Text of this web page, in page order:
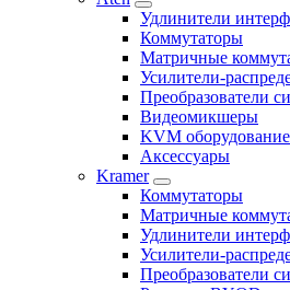
Удлинители
Коммутаторы
Матричные
Усилители-
Преобразователи
Видеомикшеры
KVM оборудование
Аксессуары
Kramer
Коммутаторы
Матричные
Удлинители
Усилители-
Преобразователи